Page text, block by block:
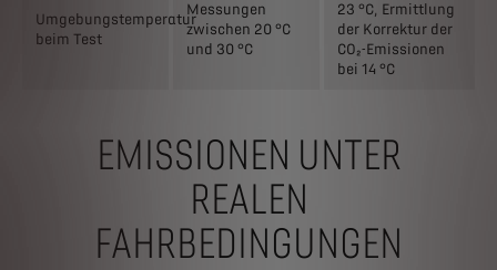
Umgebungstemperatur
beim Test
Messungen
zwischen 20 °C
und 30 °C
23 °C, Ermittlung
der Korrektur der
CO₂-Emissionen
bei 14 °C
EMISSIONEN UNTER
REALEN
FAHRBEDINGUNGEN